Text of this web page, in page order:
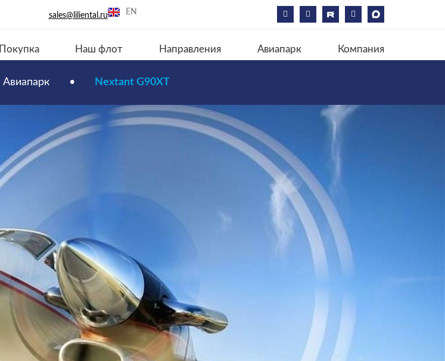
sales@liliental.ru EN
Покупка Наш флот Направления Авиапарк Компания
Авиапарк • Nextant G90XT